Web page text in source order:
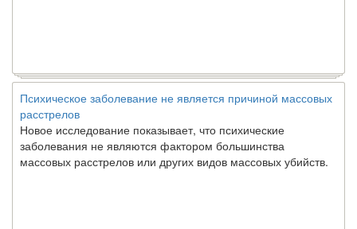
Психическое заболевание не является причиной массовых
расстрелов
Новое исследование показывает, что психические
заболевания не являются фактором большинства
массовых расстрелов или других видов массовых убийств.